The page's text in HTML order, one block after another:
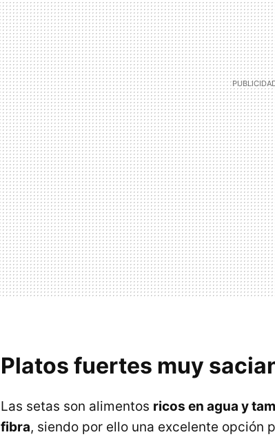
Platos fuertes muy
Las setas son alimentos ricos en agua y
fibra, siendo por ello una excelente opción